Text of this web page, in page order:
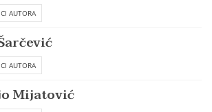
AUTORA
AUTORA
Mijatović